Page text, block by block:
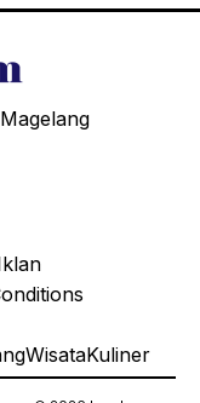
WisataKuliner